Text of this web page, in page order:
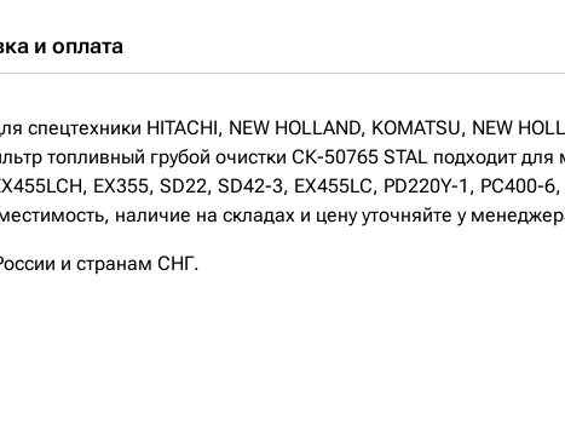
и оплата
HITACHI, NEW HOLLAND, KOMATSU, NEW
топливный грубой очистки СК-50765 STAL подходит для
EX355, SD22, SD42-3, EX455LC, PD220Y-1, PC400-6,
наличие на складах и цену уточняйте у
и странам СНГ.